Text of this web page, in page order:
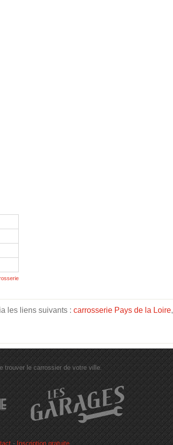
les liens suivants : carrosserie Pays de la Loire,
trouver le carrossier de votre ville.
- Inscription gratuite